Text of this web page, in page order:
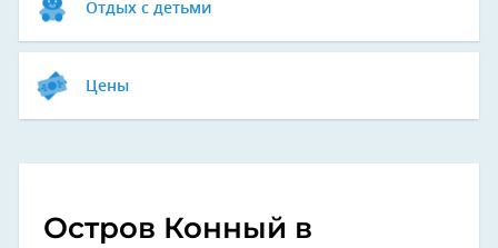
Отдых с детьми
Цены
Остров Конный в